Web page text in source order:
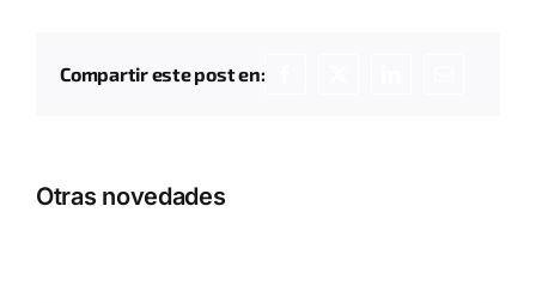
Compartir este post en:
Otras novedades